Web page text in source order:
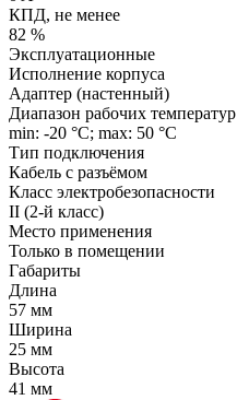
КПД, не менее
82 %
Эксплуатационные
Исполнение корпуса
Адаптер (настенный)
Диапазон рабочих температур
min: -20 °C; max: 50 °C
Тип подключения
Кабель с разъёмом
Класс электробезопасности
II (2-й класс)
Место применения
Только в помещении
Габариты
Длина
57 мм
Ширина
25 мм
Высота
41 мм